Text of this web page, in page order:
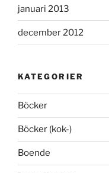
januari 2013
december 2012
KATEGORIER
Böcker
Böcker (kok-)
Boende